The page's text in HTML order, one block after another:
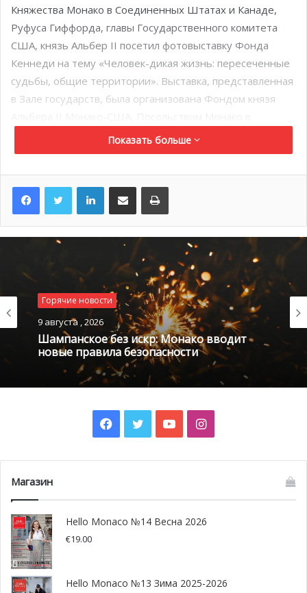
Княжества Монако в Соединенных Штатах и Канаде,
Руфуса Гиффорда, главы Государственного комитета
США, князь Альбер II посетил фотовыставку Фонда
Кеннеди на тему «Человек-дикая жизнь: пересеченные
судьбы, общие территории». Выставка, представленная
в Зале государств, была организована Фондом князя
Вашингтоне и Центром Кеннеди. Помимо фотовыставки
делегация посетила экспозицию «Грейс Монако,
Показать больше
LinkedInПоделиться по электронной почте Распечатать
Горячие новости
9 августа , 2026
Шампанское без искр: Монако вводит
новые правила безопасности
Facebook
TwitterYouTubeInstagram
Магазин
Hello Monaco №14 Весна 2026
€19.00
Hello Monaco №13 Зима 2025-2026